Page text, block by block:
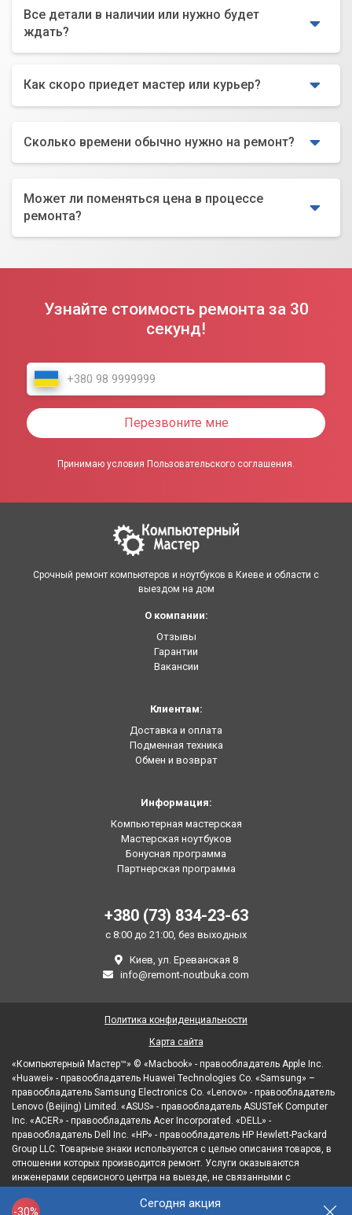
-30%
Сегодня акция
Все детали в наличии или нужно будет
ждать?
Как скоро приедет мастер или курьер?
Сколько времени обычно нужно на ремонт?
Может ли поменяться цена в процессе
ремонта?
Узнайте стоимость ремонта за 30
секунд!
Перезвоните мне
Принимаю условия Пользовательского соглашения.
Срочный ремонт компьютеров и ноутбуков в Киеве и области с
выездом на дом
О компании:
Отзывы
Гарантии
Вакансии
Клиентам:
Доставка и оплата
Подменная техника
Обмен и возврат
Информация:
Компьютерная мастерская
Мастерская ноутбуков
Бонусная программа
Партнерская программа
+380 (73) 834-23-63
с 8:00 до 21:00, без выходных
Киев, ул. Ереванская 8
info@remont-noutbuka.com
«Компьютерный Мастер™» © «Macbook» - правообладатель Apple Inc.
«Huawei» - правообладатель Huawei Technologies Co. «Samsung» –
правообладатель Samsung Electronics Co. «Lenovo» - правообладатель
Lenovo (Beijing) Limited. «ASUS» - правообладатель ASUSTeK Computer
Inc. «ACER» - правообладатель Acer Incorporated. «DELL» -
правообладатель Dell Inc. «HP» - правообладатель HP Hewlett-Packard
Group LLC. Товарные знаки используются с целью описания товаров, в
отношении которых производится ремонт. Услуги оказываются
инженерами сервисного центра на выезде, не связанными с
представителями в отношении товаров, которые уже были введены в
Политика конфиденциальности
Карта сайта